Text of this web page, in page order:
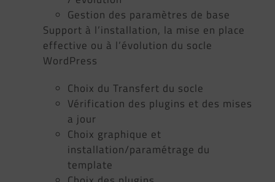
Gestion des paramètres de base
Support à l’installation, la mise en place
effective ou à l’évolution du socle
WordPress
Choix du Transfert du socle
Vérification des plugins et des mises
a jour
Choix graphique et
installation/paramétrage du
template